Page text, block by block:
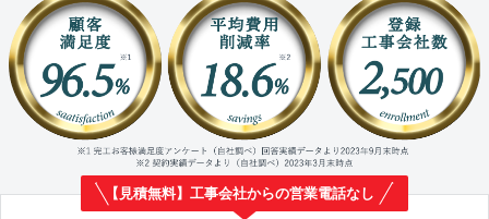
【見積無料】工事会社からの営業電話なし